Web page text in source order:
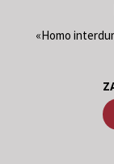
«Homo